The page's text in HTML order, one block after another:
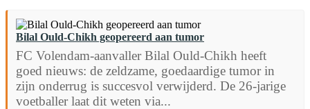
Bilal Ould-Chikh geopereerd aan tumor
FC Volendam-aanvaller Bilal Ould-Chikh heeft
goed nieuws: de zeldzame, goedaardige tumor in
zijn onderrug is succesvol verwijderd. De 26-jarige
voetballer laat dit weten via...